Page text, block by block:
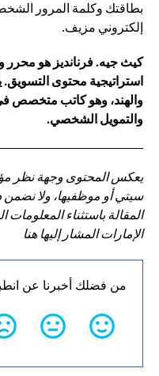
بطاقتك وكلمة المرور
إلكتروني مزيف.
كيث جيه. فرنانديز هو
استراتيجية محتوى التسويق.
والهند، وهو كاتب متخصص في
والتمويل الشخصي.
يعكس المحتوى وجهة نظر
سيتي أو موظفيها، ولا نضمن
المقالة باستثناء
الإمارات المشار إليها هنا
من فضلك أخبرنا عن